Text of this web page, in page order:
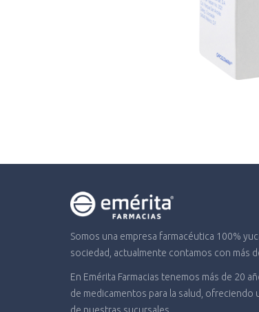
Somos una empresa farmacéutica 100%
sociedad, actualmente contamos con más
En Emérita Farmacias tenemos más de 20
de medicamentos para la salud, ofreciendo